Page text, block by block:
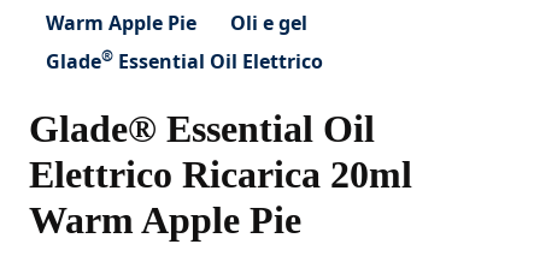
Warm Apple Pie
Oli e gel
Glade® Essential Oil Elettrico
Glade® Essential Oil
Elettrico Ricarica 20ml
Warm Apple Pie